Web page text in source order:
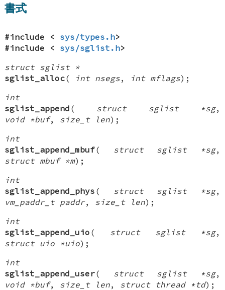
書式
#include < sys/types.h>
#include < sys/sglist.h>
struct sglist *
sglist_alloc( int nsegs, int mflags);
int
sglist_append ( struct sglist *sg,
void *buf, size_t len);
int
sglist_append_mbuf( struct sglist *sg,
struct mbuf *m);
int
sglist_append_phys ( struct sglist *sg,
vm_paddr_t paddr, size_t len);
int
sglist_append_uio ( struct sglist *sg,
struct uio *uio);
int
sglist_append_user( struct sglist *sg,
void *buf, size_t len, struct thread *td);